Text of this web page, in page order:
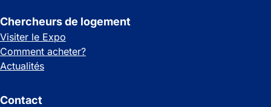
Chercheurs de logement
Visiter le Expo
Comment acheter?
Actualités
Contact